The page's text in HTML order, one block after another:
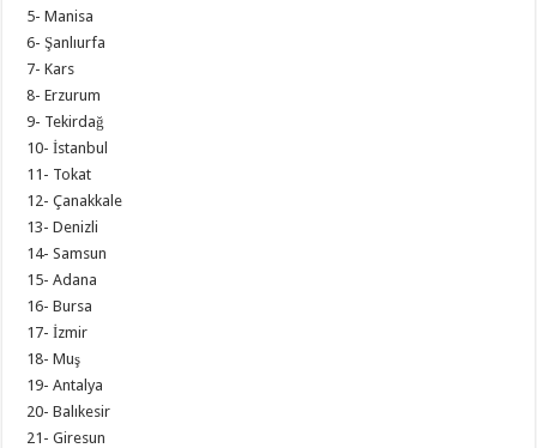
5- Manisa
6- Şanlıurfa
7- Kars
8- Erzurum
9- Tekirdağ
10- İstanbul
11- Tokat
12- Çanakkale
13- Denizli
14- Samsun
15- Adana
16- Bursa
17- İzmir
18- Muş
19- Antalya
20- Balıkesir
21- Giresun